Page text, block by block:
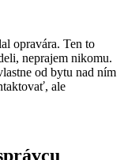
opravára. Ten to
neprajem nikomu.
od bytu nad ním
ale